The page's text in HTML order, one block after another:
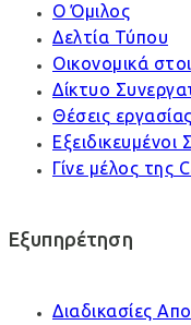
Ο Όμιλος
Δελτία Τύπου
Οικονομικά
Δίκτυο
Θέσεις εργασίας
Εξειδικευμένοι
Γίνε μέλος της
Εξυπηρέτηση
Διαδικασίες